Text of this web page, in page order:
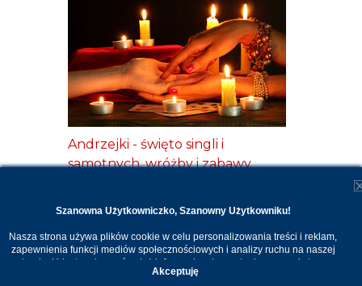
Andrzejki - święto singli i
samotnych, wróżby i zabawy
Szanowna Użytkowniczko, Szanowny Użytkowniku!
Nasza strona używa plików cookie w celu personalizowania treści i reklam,
zapewnienia funkcji mediów społecznościowych i analizy ruchu na naszej
stronie. Udostępniamy również informacje o korzystaniu z naszej strony
internetowej naszym zaufanym partnerom. Dzięki cookies możemy
Akceptuję